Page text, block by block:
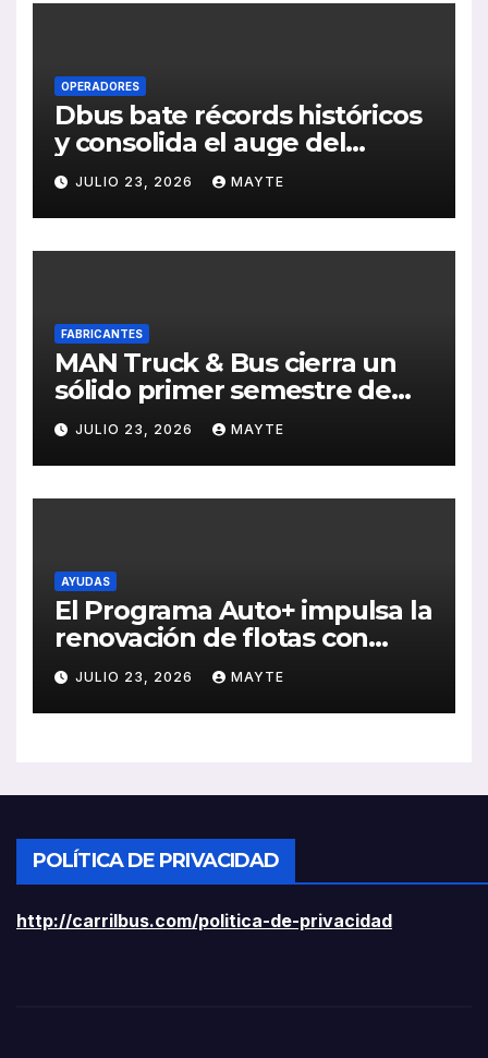
OPERADORES
Dbus bate récords históricos
y consolida el auge del
transporte público en San
Sebastián
JULIO 23, 2026 MAYTE
FABRICANTES
MAN Truck & Bus cierra un
sólido primer semestre de
2026 con crecimiento en
ventas, pedidos y
rentabilidad
JULIO 23, 2026 MAYTE
AYUDAS
El Programa Auto+ impulsa la
renovación de flotas con
ayudas a vehículos eléctricos
ligeros
JULIO 23, 2026 MAYTE
POLÍTICA DE PRIVACIDAD
http://carrilbus.com/politica-de-privacidad